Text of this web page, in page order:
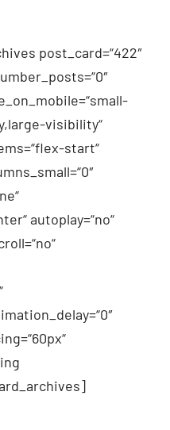
post_card=“422″
visibility“
start“
autoplay=“no“